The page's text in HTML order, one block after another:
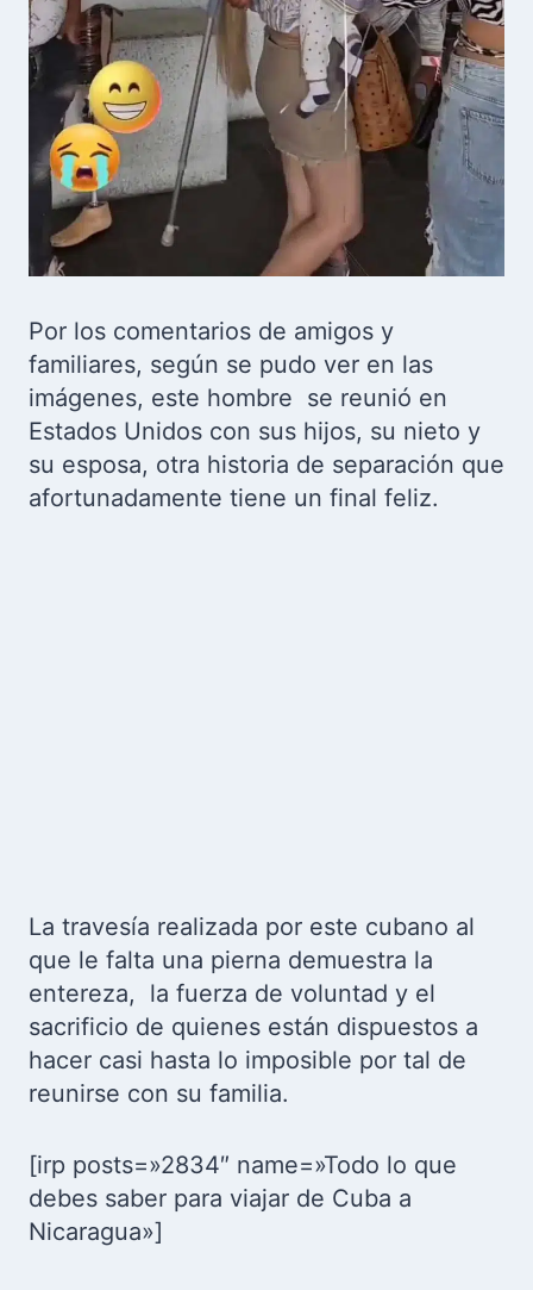
Por los comentarios de amigos y
familiares, según se pudo ver en las
imágenes, este hombre se reunió en
Estados Unidos con sus hijos, su nieto y
su esposa, otra historia de separación que
afortunadamente tiene un final feliz.
La travesía realizada por este cubano al
que le falta una pierna demuestra la
entereza, la fuerza de voluntad y el
sacrificio de quienes están dispuestos a
hacer casi hasta lo imposible por tal de
reunirse con su familia.
[irp posts=»2834″ name=»Todo lo que
debes saber para viajar de Cuba a
Nicaragua»]